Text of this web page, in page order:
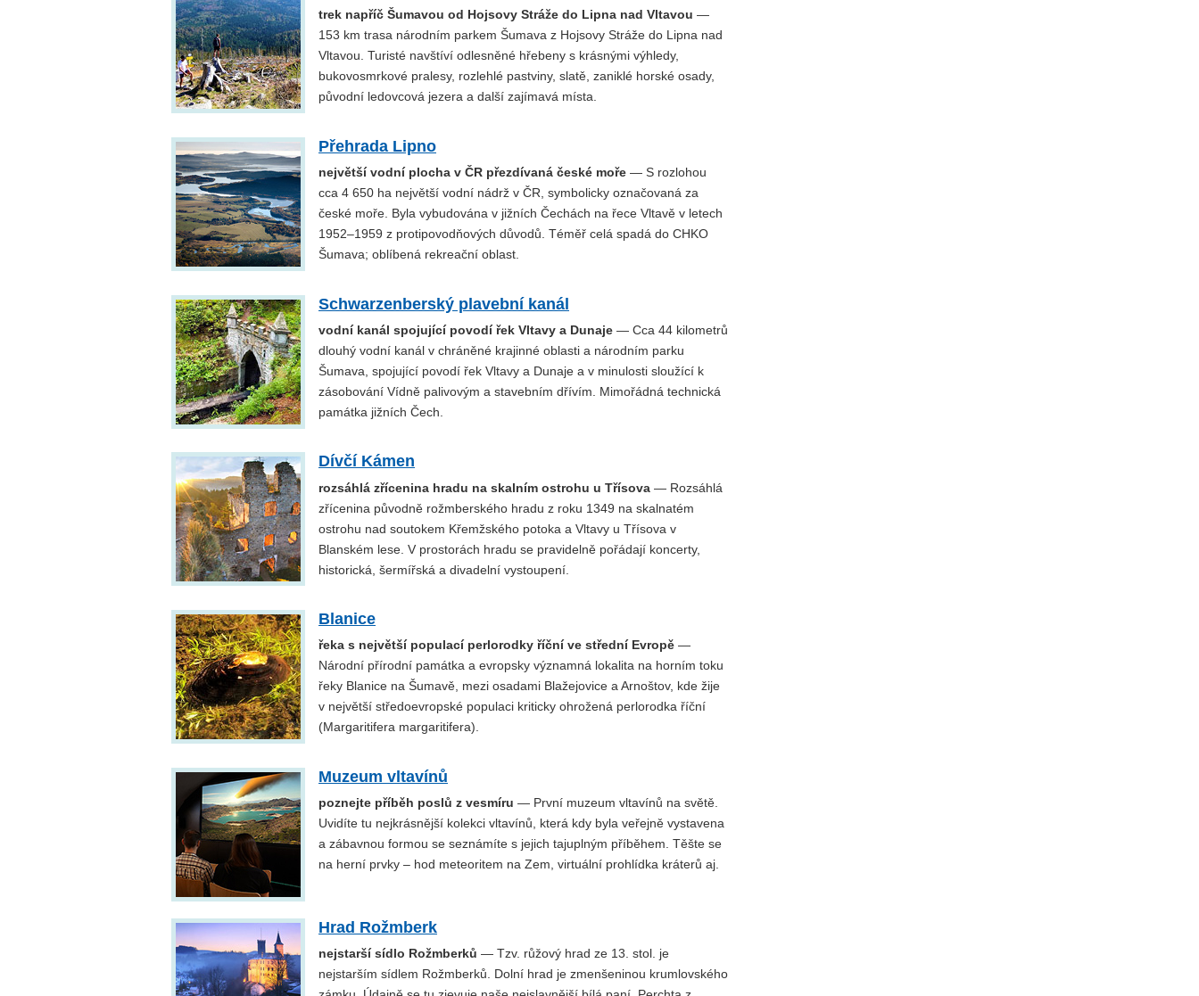
trek napříč Šumavou od Hojsovy Stráže do Lipna nad Vltavou —
153 km trasa národním parkem Šumava z Hojsovy Stráže do Lipna nad
Vltavou. Turisté navštíví odlesněné hřebeny s krásnými výhledy,
bukovosmrkové pralesy, rozlehlé pastviny, slatě, zaniklé horské osady,
původní ledovcová jezera a další zajímavá místa.
Přehrada Lipno
největší vodní plocha v ČR přezdívaná české moře — S rozlohou
cca 4 650 ha největší vodní nádrž v ČR, symbolicky označovaná za
české moře. Byla vybudována v jižních Čechách na řece Vltavě v letech
1952–1959 z protipovodňových důvodů. Téměř celá spadá do CHKO
Šumava; oblíbená rekreační oblast.
Schwarzenberský plavební kanál
vodní kanál spojující povodí řek Vltavy a Dunaje — Cca 44 kilometrů
dlouhý vodní kanál v chráněné krajinné oblasti a národním parku
Šumava, spojující povodí řek Vltavy a Dunaje a v minulosti sloužící k
zásobování Vídně palivovým a stavebním dřívím. Mimořádná technická
památka jižních Čech.
Dívčí Kámen
rozsáhlá zřícenina hradu na skalním ostrohu u Třísova — Rozsáhlá
zřícenina původně rožmberského hradu z roku 1349 na skalnatém
ostrohu nad soutokem Křemžského potoka a Vltavy u Třísova v
Blanském lese. V prostorách hradu se pravidelně pořádají koncerty,
historická, šermířská a divadelní vystoupení.
Blanice
řeka s největší populací perlorodky říční ve střední Evropě —
Národní přírodní památka a evropsky významná lokalita na horním toku
řeky Blanice na Šumavě, mezi osadami Blažejovice a Arnoštov, kde žije
v největší středoevropské populaci kriticky ohrožená perlorodka říční
(Margaritifera margaritifera).
Muzeum vltavínů
poznejte příběh poslů z vesmíru — První muzeum vltavínů na světě.
Uvidíte tu nejkrásnější kolekci vltavínů, která kdy byla veřejně vystavena
a zábavnou formou se seznámíte s jejich tajuplným příběhem. Těšte se
na herní prvky – hod meteoritem na Zem, virtuální prohlídka kráterů aj.
Hrad Rožmberk
nejstarší sídlo Rožmberků — Tzv. růžový hrad ze 13. stol. je
nejstarším sídlem Rožmberků. Dolní hrad je zmenšeninou krumlovského